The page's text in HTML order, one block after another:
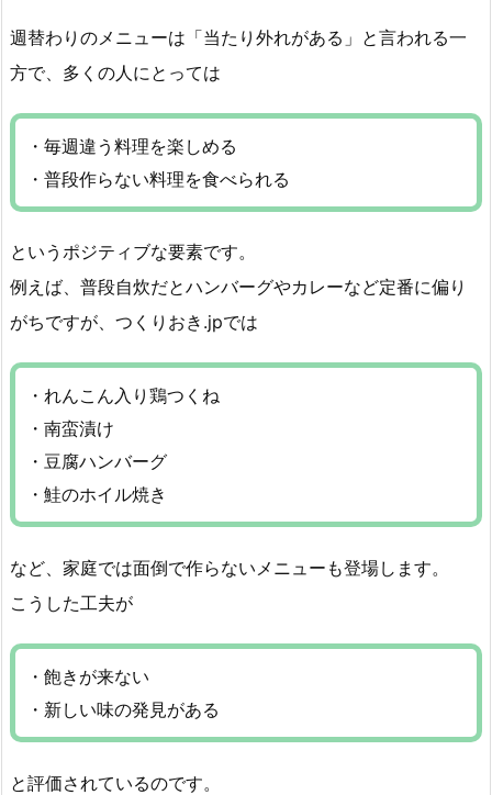
週替わりのメニューは「当たり外れがある」と言われる一
方で、多くの人にとっては
・毎週違う料理を楽しめる
・普段作らない料理を食べられる
というポジティブな要素です。
例えば、普段自炊だとハンバーグやカレーなど定番に偏り
がちですが、つくりおき.jpでは
・れんこん入り鶏つくね
・南蛮漬け
・豆腐ハンバーグ
・鮭のホイル焼き
など、家庭では面倒で作らないメニューも登場します。
こうした工夫が
・飽きが来ない
・新しい味の発見がある
と評価されているのです。